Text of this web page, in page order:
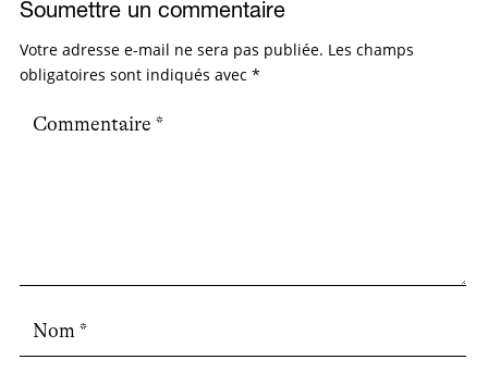
Soumettre un commentaire
Votre adresse e-mail ne sera pas publiée. Les champs
obligatoires sont indiqués avec *